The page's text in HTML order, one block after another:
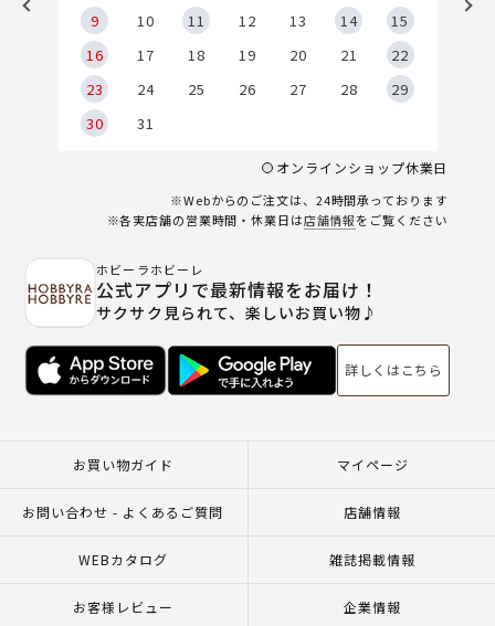
9
10 11 12 13 14
15
16
17 18 19 20 21
22
23
24 25 26 27 28
29
30
31
オンラインショップ休業日
※Webからのご注文は、24時間承っております
※各実店舗の営業時間・休業日は店舗情報をご覧ください
ホビーラホビーレ
公式アプリで最新情報をお届け！
サクサク見られて、楽しいお買い物♪
詳しくはこちら
お買い物ガイド マイページ
お問い合わせ - よくあるご質問 店舗情報
WEBカタログ 雑誌掲載情報
お客様レビュー 企業情報